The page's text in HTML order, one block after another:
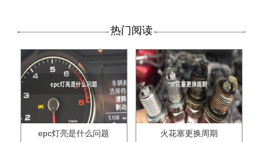
热门阅读
epc灯亮是什么问题 火花塞更换周期